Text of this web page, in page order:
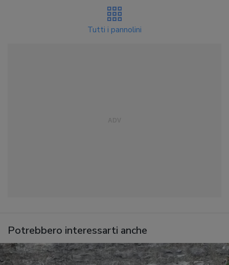
Tutti i pannolini
Potrebbero interessarti anche